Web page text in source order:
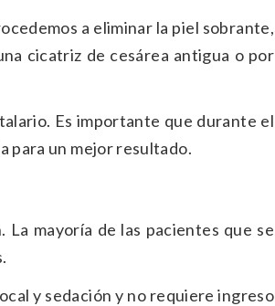
a eliminar la piel sobrante,
cicatriz de cesárea antigua o por
Es importante que durante el
para un mejor resultado.
La mayoría de las pacientes que se
y sedación y no requiere ingreso